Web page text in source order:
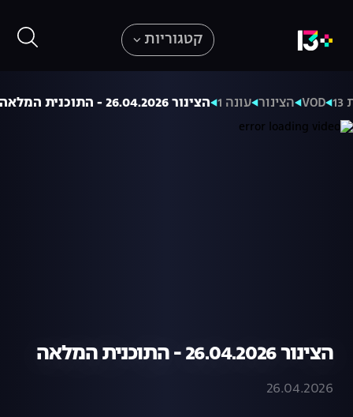
קטגוריות
VOD הצינור עונה 1 הצינור 26.04.2026 - התוכנית המלאה
הצינור 26.04.2026 - התוכנית המלאה
26.04.2026